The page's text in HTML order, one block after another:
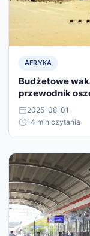
AFRYKA
Budżetowe
przewodnik
2025-08-01
14 min czytania